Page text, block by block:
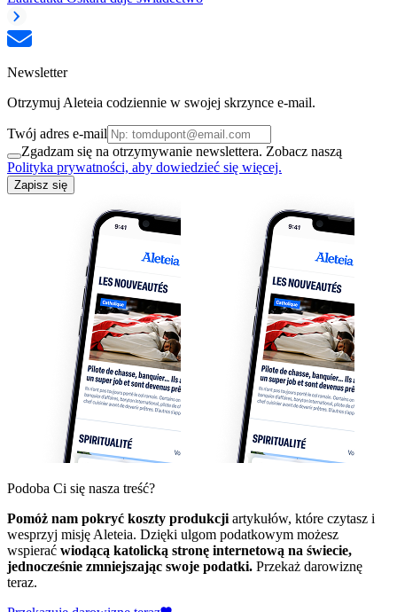
Newsletter
Otrzymuj Aleteia codziennie w swojej skrzynce e-mail.
Twój adres e-mail
Zgadzam się na otrzymywanie newslettera. Zobacz naszą
Polityka prywatności, aby dowiedzieć się więcej.
Zapisz się
Podoba Ci się nasza treść?
Pomóż nam pokryć koszty produkcji artykułów, które czytasz i
wesprzyj misję Aleteia. Dzięki ulgom podatkowym możesz
wspierać wiodącą katolicką stronę internetową na świecie,
jednocześnie zmniejszając swoje podatki. Przekaż darowiznę
teraz.